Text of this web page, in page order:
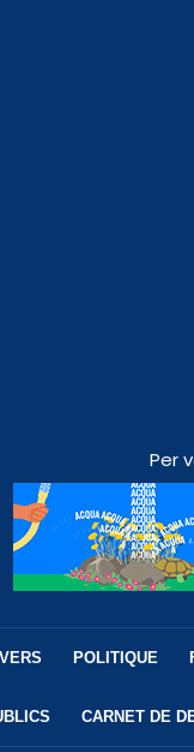
Per
POLITIQUE
CARNET DE